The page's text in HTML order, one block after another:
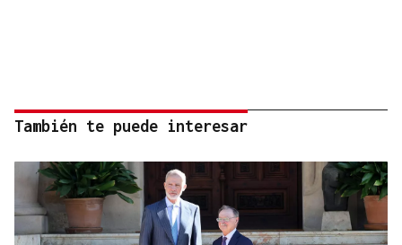
También te puede interesar